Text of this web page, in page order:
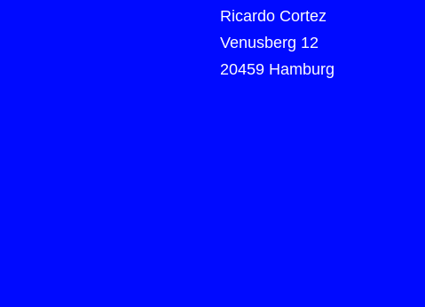
Ricardo Cortez
Venusberg 12
20459 Hamburg